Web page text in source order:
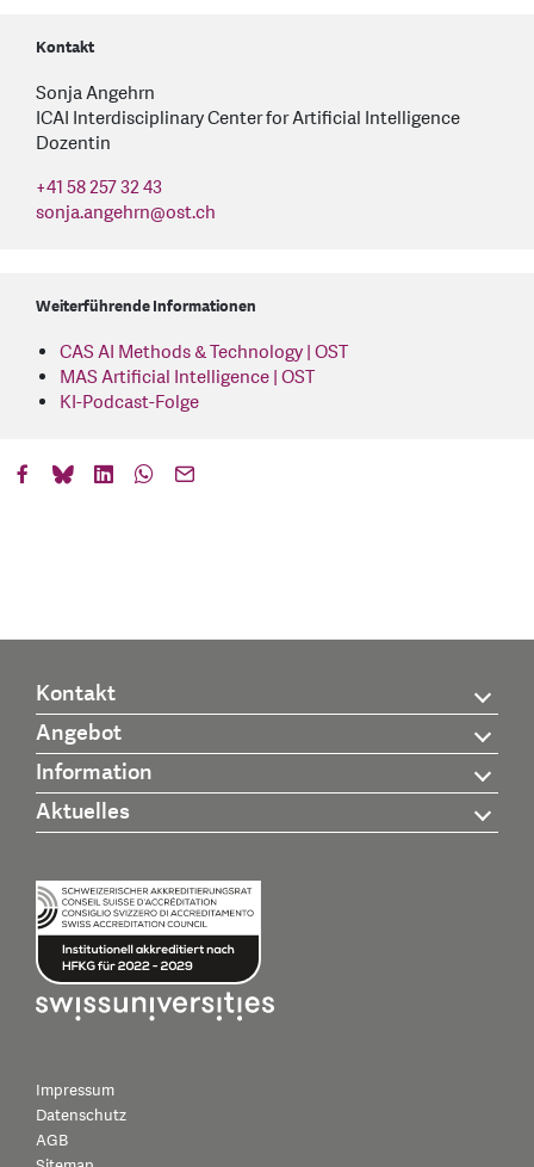
Kontakt
Sonja Angehrn
ICAI Interdisciplinary Center for Artificial Intelligence
Dozentin
+41 58 257 32 43
sonja.angehrn@ost.ch
Weiterführende Informationen
CAS AI Methods & Technology | OST
MAS Artificial Intelligence | OST
KI-Podcast-Folge
Kontakt
Angebot
Information
Aktuelles
Impressum
Datenschutz
AGB